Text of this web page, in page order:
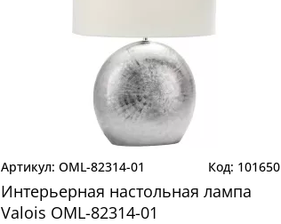
OML-82314-01 101650
Интерьерная настольная лампа
Valois OML-82314-01